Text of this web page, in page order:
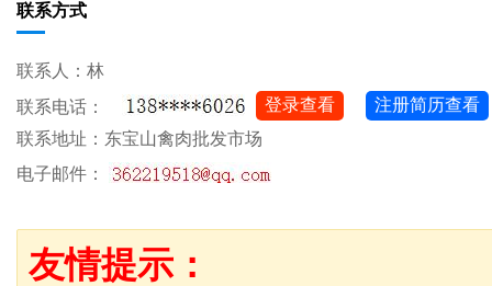
联系方式
联系人：林
联系电话：
登录查看
注册简历查看
联系地址：东宝山禽肉批发市场
电子邮件：
友情提示：